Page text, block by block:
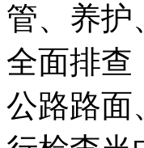
管、养护
全面排查
公路路面